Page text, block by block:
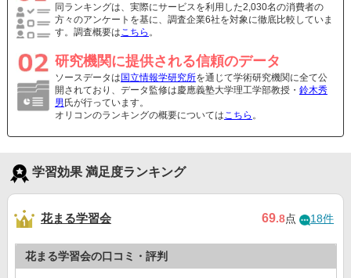
同ランキングは、実際にサービスを利用した2,030名の消費者の
方々のアンケートを基に、調査企業6社を対象に徹底比較していま
す。調査概要はこちら 。
研究機関に提供される信頼のデータ
ソースデータは 国立情報学研究所を通じて学術研究機関に全て公
開されており、データ監修は慶應義塾大学理工学部教授・ 鈴木秀
男 氏が行っています。
オリコンのランキングの概要についてはこちら 。
学習効果 満足度ランキング
花まる学習会 69.8点 18件
花まる学習会の口コミ・評判